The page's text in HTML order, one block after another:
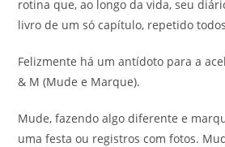
rotina que, ao longo da vida, seu
livro de um só capítulo, repetido
Felizmente há um antídoto para a
& M (Mude e Marque).
Mude, fazendo algo diferente e
uma festa ou registros com fotos.